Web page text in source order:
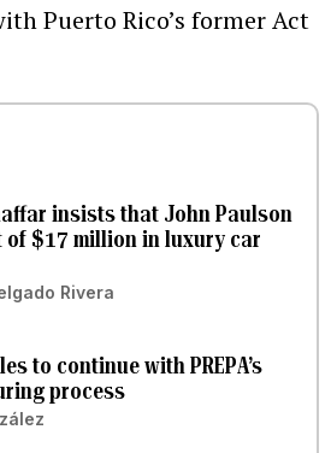
Puerto Rico’s former Act
insists that John Paulson
of $17 million in luxury car
Rivera
to continue with PREPA’s
process